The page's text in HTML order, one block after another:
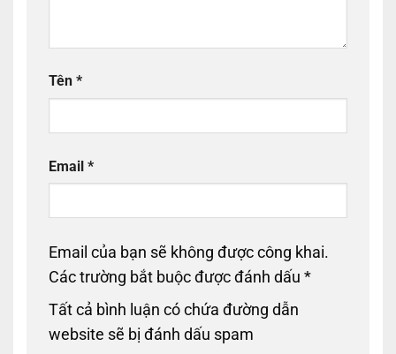
Tên *
Email *
Email của bạn sẽ không được công khai.
Các trường bắt buộc được đánh dấu *
Tất cả bình luận có chứa đường dẫn
website sẽ bị đánh dấu spam